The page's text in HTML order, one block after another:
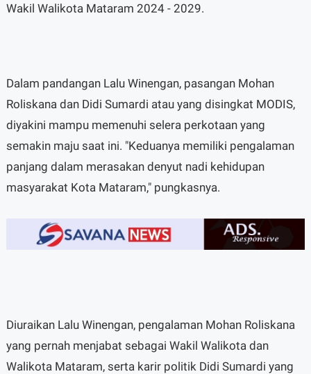
Wakil Walikota Mataram 2024 - 2029.
Dalam pandangan Lalu Winengan, pasangan Mohan
Roliskana dan Didi Sumardi atau yang disingkat MODIS,
diyakini mampu memenuhi selera perkotaan yang
semakin maju saat ini. "Keduanya memiliki pengalaman
panjang dalam merasakan denyut nadi kehidupan
masyarakat Kota Mataram," pungkasnya.
Diuraikan Lalu Winengan, pengalaman Mohan Roliskana
yang pernah menjabat sebagai Wakil Walikota dan
Walikota Mataram, serta karir politik Didi Sumardi yang